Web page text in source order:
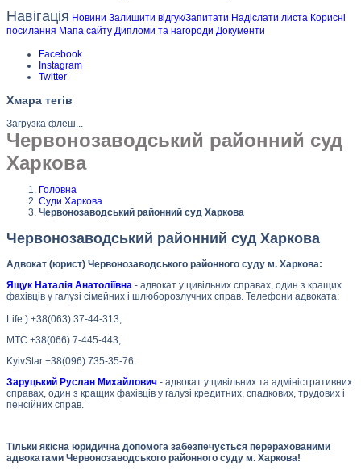
Навігація Новини Залишити відгук/Запитати Надіслати листа Корисні
посилання Мапа сайту Дипломи та нагороди Документи
Facebook
Instagram
Twitter
Хмара тегів
Загрузка флеш...
Червонозаводський районний суд
Харкова
Головна
Суди Харкова
Червонозаводський районний суд Харкова
Червонозаводський районний суд Харкова
Адвокат (юрист) Червонозаводського районного суду м. Харкова:
Ящук Наталія Анатоліївна - адвокат у цивільних справах, один з кращих
фахівців у галузі сімейних і шлюборозлучних справ. Телефони адвоката:
Life:) +38(063) 37-44-313,
МТС +38(066) 7-445-443,
KyivStar +38(096) 735-35-76.
Заруцький Руслан Михайлович - адвокат у цивільних та адміністративних
справах, один з кращих фахівців у галузі кредитних, спадкових, трудових і
пенсійних справ.
Тільки якісна юридична допомога забезпечується перерахованими
адвокатами Червонозаводського районного суду м. Харкова!